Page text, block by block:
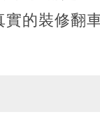
的裝修翻